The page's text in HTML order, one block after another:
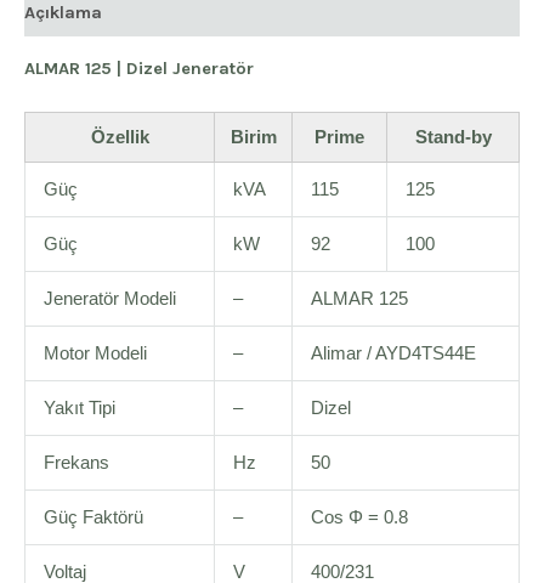
Açıklama
ALMAR 125 | Dizel Jeneratör
Özellik Birim Prime Stand-by
Güç kVA 115 125
Güç kW 92 100
Jeneratör Modeli – ALMAR 125
Motor Modeli – Alimar / AYD4TS44E
Yakıt Tipi – Dizel
Frekans Hz 50
Güç Faktörü – Cos Φ = 0.8
Voltaj V 400/231